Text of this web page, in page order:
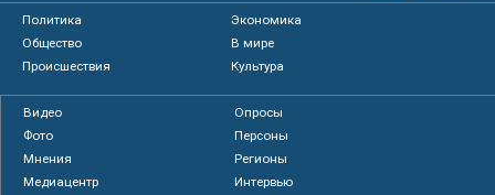
Политика
Экономика
Общество
В мире
Происшествия
Культура
Видео
Опросы
Фото
Персоны
Мнения
Регионы
Медиацентр
Интервью